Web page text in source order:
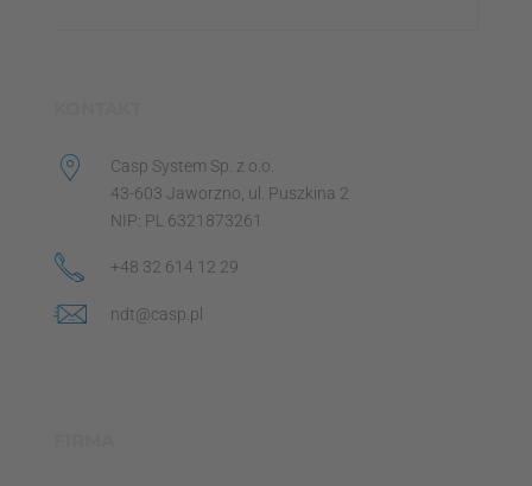
Casp System Sp. z o.o.
43-603 Jaworzno, ul. Puszkina 2
NIP: PL 6321873261
+48 32 614 12 29
ndt@casp.pl